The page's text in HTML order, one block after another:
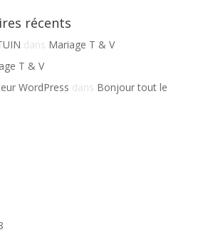
récents
dans Mariage T & V
T & V
WordPress dans Bonjour tout le